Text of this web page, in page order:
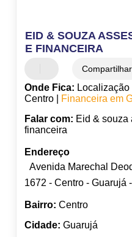
EID & SOUZA
E FINANCEIRA
Compartilhar
Onde Fica:
Centro |
Financeira em
Falar com: Eid & souza
financeira
Endereço
Avenida Marechal
1672 - Centro - Guarujá
Bairro: Centro
Cidade: Guarujá